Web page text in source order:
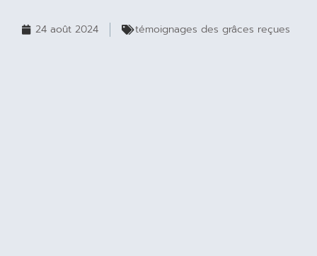
24 août 2024 témoignages des grâces reçues